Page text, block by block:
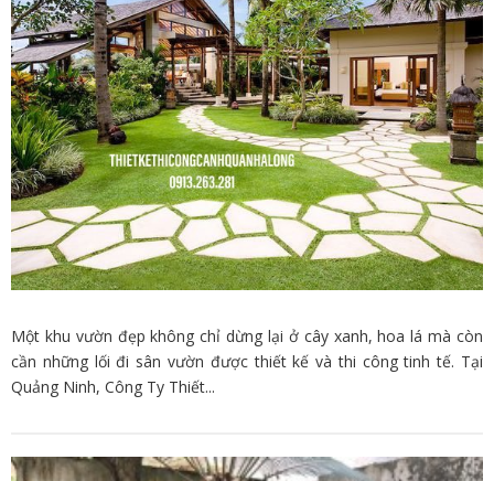
Một khu vườn đẹp không chỉ dừng lại ở cây xanh, hoa lá mà còn
cần những lối đi sân vườn được thiết kế và thi công tinh tế. Tại
Quảng Ninh, Công Ty Thiết...